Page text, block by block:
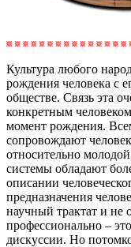
Культура любого
рождения человека с
обществе. Связь эта
конкретным
момент рождения.
сопровождают
относительно
системы обладают
описании
предназначения
научный трактат и не
профессионально –
дискуссии. Но